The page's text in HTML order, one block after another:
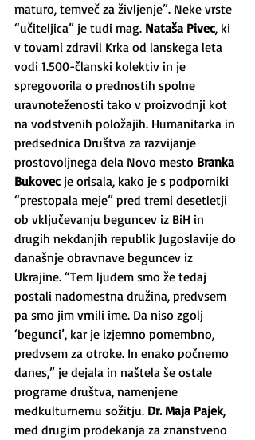
maturo, temveč za življenje”. Neke vrste
“učiteljica” je tudi mag. Nataša Pivec, ki
v tovarni zdravil Krka od lanskega leta
vodi 1.500-članski kolektiv in je
spregovorila o prednostih spolne
uravnoteženosti tako v proizvodnji kot
na vodstvenih položajih. Humanitarka in
predsednica Društva za razvijanje
prostovoljnega dela Novo mesto Branka
Bukovec je orisala, kako je s podporniki
“prestopala meje” pred tremi desetletji
ob vključevanju beguncev iz BiH in
drugih nekdanjih republik Jugoslavije do
današnje obravnave beguncev iz
Ukrajine. “Tem ljudem smo že tedaj
postali nadomestna družina, predvsem
pa smo jim vrnili ime. Da niso zgolj
‘begunci’, kar je izjemno pomembno,
predvsem za otroke. In enako počnemo
danes,” je dejala in naštela še ostale
programe društva, namenjene
medkulturnemu sožitju. Dr. Maja Pajek,
med drugim prodekanja za znanstveno